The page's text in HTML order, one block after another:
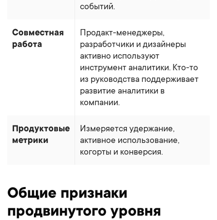
событий.
Совместная
работа
Продакт-менеджеры,
разработчики и дизайнеры
активно используют
инструмент аналитики. Кто-то
из руководства поддерживает
развитие аналитики в
компании.
Продуктовые
метрики
Измеряется удержание,
активное использование,
когорты и конверсия.
Общие признаки
продвинутого уровня